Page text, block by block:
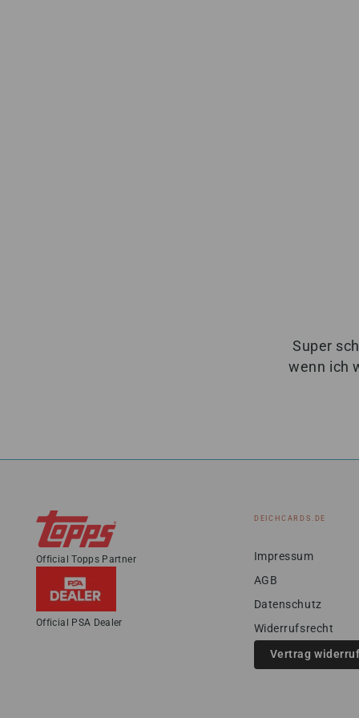
Super
wenn ich
Official Topps Partner
Official PSA Dealer
DEICHCARDS.DE
Impressum
AGB
Datenschutz
Widerrufsrecht
Vertrag